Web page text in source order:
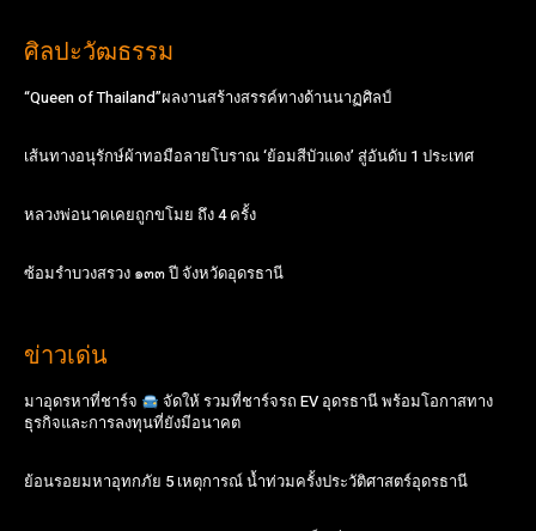
ศิลปะวัฒธรรม
“Queen of Thailand”ผลงานสร้างสรรค์ทางด้านนาฏศิลป์
เส้นทางอนุรักษ์ผ้าทอมือลายโบราณ ‘ย้อมสีบัวแดง’ สู่อันดับ 1 ประเทศ
หลวงพ่อนาคเคยถูกขโมย ถึง 4 ครั้ง
ซ้อมรำบวงสรวง ๑๓๓ ปี จังหวัดอุดรธานี
ข่าวเด่น
มาอุดรหาที่ชาร์จ
จัดให้ รวมที่ชาร์จรถ EV อุดรธานี พร้อมโอกาสทาง
ธุรกิจและการลงทุนที่ยังมีอนาคต
ย้อนรอยมหาอุทกภัย 5 เหตุการณ์ น้ำท่วมครั้งประวัติศาสตร์อุดรธานี